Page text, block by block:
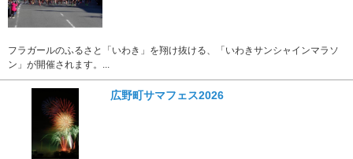
フラガールのふるさと「いわき」を翔け抜ける、「いわきサンシャインマラソ
ン」が開催されます。...
広野町サマフェス2026